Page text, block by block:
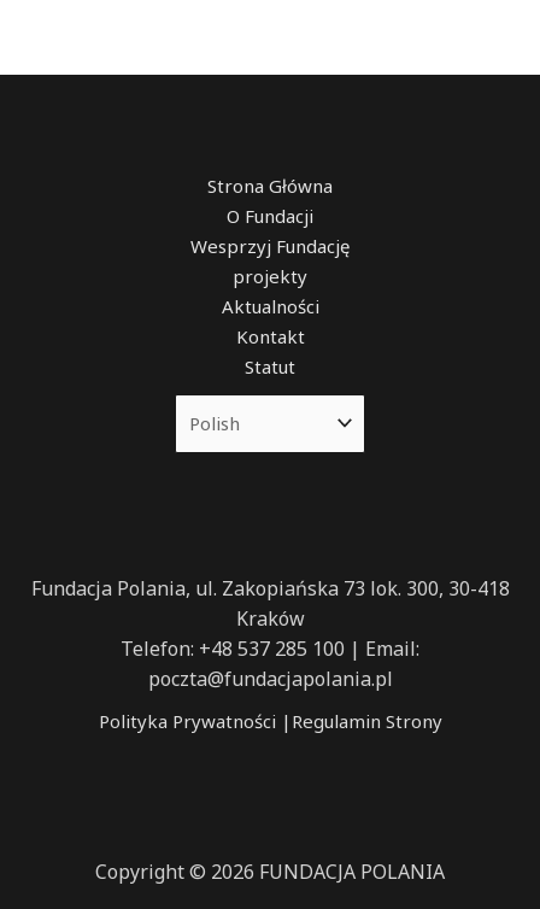
Strona Główna
O Fundacji
Wesprzyj Fundację
projekty
Aktualności
Kontakt
Statut
Fundacja Polania, ul. Zakopiańska 73 lok. 300, 30-418
Kraków
Telefon: +48 537 285 100 | Email:
poczta@fundacjapolania.pl
Polityka Prywatności | Regulamin Strony
Copyright © 2026 FUNDACJA POLANIA